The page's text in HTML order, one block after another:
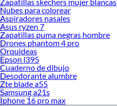
Zapatillas skechers mujer blancas
Nubes para colorear
Aspiradores nasales
Asus ryzen 7
Zapatillas puma negras hombre
Drones phantom 4 pro
Orquideas
Epson l395
Cuaderno de dibujo
Desodorante alumbre
Zte blade a55
Samsung a21s
Iphone 16 pro max